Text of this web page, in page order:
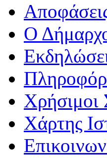
Ο
Χρήσιμοι
Χάρτης